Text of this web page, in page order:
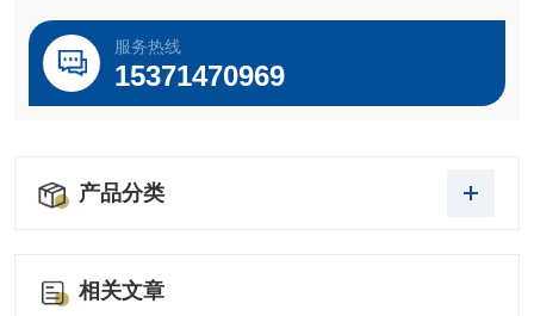
服务热线
15371470969
产品分类
相关文章